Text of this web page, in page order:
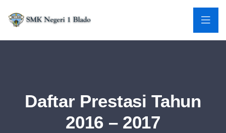
Daftar Prestasi Tahun
2016 – 2017